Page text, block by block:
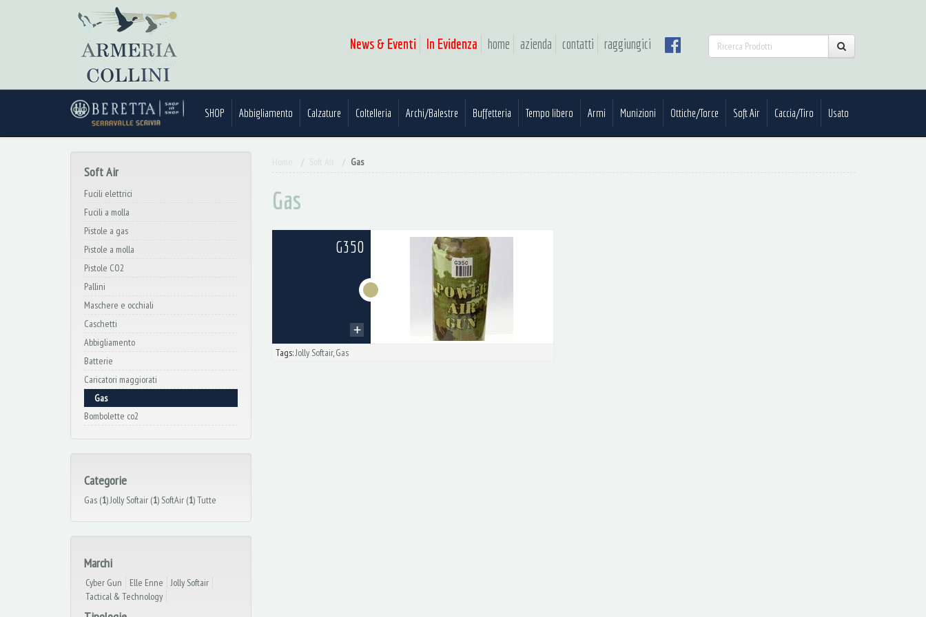
News & Eventi In Evidenza home azienda contatti raggiungici
SHOP Abbigliamento Calzature Coltelleria Archi/Balestre Buffetteria Tempo libero Armi Munizioni Ottiche/Torce Soft Air Caccia/Tiro Usato
Gas
Gas
G350
Tags:Jolly Softair,Gas
Soft Air
Fucili elettrici
Fucili a molla
Pistole a gas
Pistole a molla
Pistole CO2
Pallini
Maschere e occhiali
Caschetti
Abbigliamento
Batterie
Caricatori maggiorati
Gas
Bombolette co2
Categorie
Gas (1)Jolly Softair (1) SoftAir (1)Tutte
Marchi
Cyber Gun Elle Enne
Jolly Softair
Tactical & Technology